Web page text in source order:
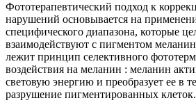
Фототерапевтический подход к
нарушений основывается на
специфического диапазона, которые
взаимодействуют с пигментом
лежит принцип селективного
воздействия на меланин : меланин
световую энергию и преобразует ее в
разрушение пигментированных